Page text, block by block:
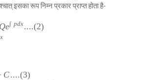
इसका रूप निम्न प्रकार प्राप्त होता है-
Qe∫ pdx....(2)
x
C....(3)